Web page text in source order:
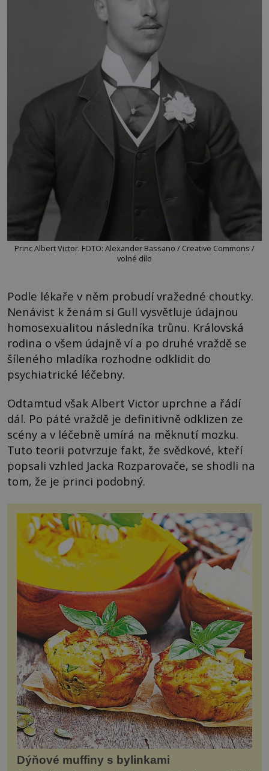
Princ Albert Victor. FOTO: Alexander Bassano / Creative Commons /
volné dílo
Podle lékaře v něm probudí vražedné choutky.
Nenávist k ženám si Gull vysvětluje údajnou
homosexualitou následníka trůnu. Královská
rodina o všem údajně ví a po druhé vraždě se
šíleného mladíka rozhodne odklidit do
psychiatrické léčebny.
Odtamtud však Albert Victor uprchne a řádí
dál. Po páté vraždě je definitivně odklizen ze
scény a v léčebně umírá na měknutí mozku.
Tuto teorii potvrzuje fakt, že svědkové, kteří
popsali vzhled Jacka Rozparovače, se shodli na
tom, že je princi podobný.
Dýňové muffiny s bylinkami